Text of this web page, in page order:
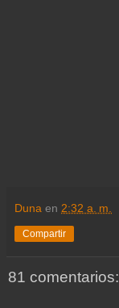
Duna en 2:32 a. m.
Compartir
81 comentarios: